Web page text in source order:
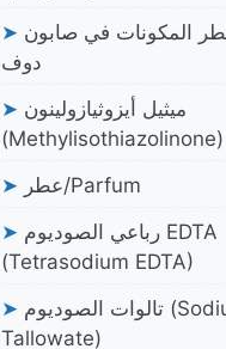
➤ المكونات في صابون
دوف
➤ ميثيل أيزوثيازولينون
(Methylisothiazolinone)
➤
عطر/Parfum
➤ رباعي الصوديوم EDTA
(Tetrasodium EDTA)
➤ تالوات الصوديوم (Sodium
Tallowate)